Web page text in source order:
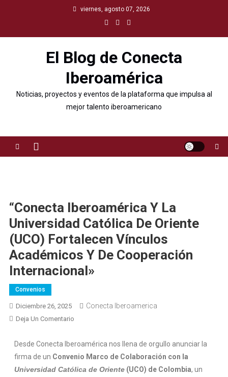
viernes, agosto 07, 2026
El Blog de Conecta
Iberoamérica
Noticias, proyectos y eventos de la plataforma que impulsa al
mejor talento iberoamericano
“Conecta Iberoamérica Y La
Universidad Católica De Oriente
(UCO) Fortalecen Vínculos
Académicos Y De Cooperación
Internacional»
Convenios
Diciembre 26, 2025 Conecta Iberoamerica
Deja Un Comentario
Desde Conecta Iberoamérica nos llena de orgullo anunciar la
firma de un Convenio Marco de Colaboración con la
Universidad Católica de Oriente(UCO) de Colombia, un